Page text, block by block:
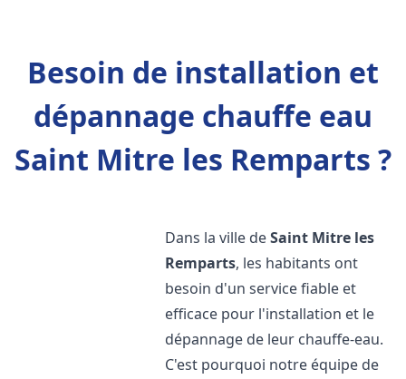
Besoin de installation et
dépannage chauffe eau
Saint Mitre les Remparts ?
Dans la ville deSaint Mitre les
Remparts, les habitants ont
besoin d'un service fiable et
efficace pour l'installation et le
dépannage de leur chauffe-eau.
C'est pourquoi notre équipe de